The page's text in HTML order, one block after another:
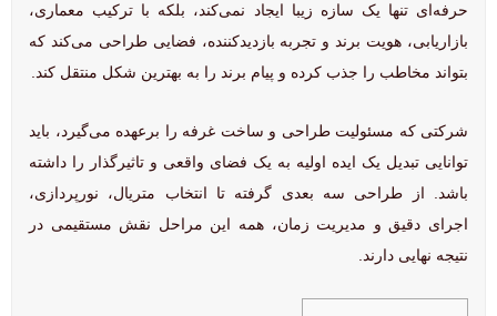
حرفه‌ای تنها یک سازه زیبا ایجاد نمی‌کند، بلکه با ترکیب معماری،
بازاریابی، هویت برند و تجربه بازدیدکننده، فضایی طراحی می‌کند که
بتواند مخاطب را جذب کرده و پیام برند را به بهترین شکل منتقل کند.
شرکتی که مسئولیت طراحی و ساخت غرفه را برعهده می‌گیرد، باید
توانایی تبدیل یک ایده اولیه به یک فضای واقعی و تاثیرگذار را داشته
باشد. از طراحی سه بعدی گرفته تا انتخاب متریال، نورپردازی،
اجرای دقیق و مدیریت زمان، همه این مراحل نقش مستقیمی در
نتیجه نهایی دارند.